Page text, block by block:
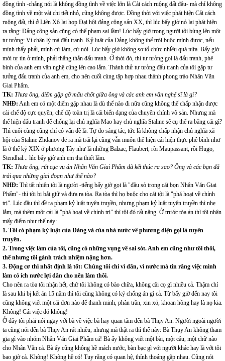
đồng tình -chẳng nói là không đồng tình về việc lớn là Cải cách ruộng đất đâu- mà chỉ không
đồng tình về một vài chi tiết nhỏ, cũng không được. Đồng thời với việc phát hiện Cải cách
ruộng đất, thì ở Liên Xô lại họp Đại hội đảng cộng sản XX, thì lúc bấy giờ nó lại phát hiện
ra rằng: Đảng cộng sản cũng có thể phạm sai lầm! Lúc bấy giờ trong người tôi bùng lên một
tư tưởng: Vì chân lý mà đấu tranh. Kỷ luật của Đảng không thể trói buộc mình được, nếu
mình thấy phải, mình cứ làm, cứ nói. Lúc bấy giờ không sợ tổ chức nhiều quá nữa. Bấy giờ
mới tự tin ở mình, phải thẳng thắn đấu tranh. Ở thời đó, thì tư tưởng gọi là đấu tranh, phê
bình của anh em văn nghệ cũng lên cao lắm. Thành thử tư tưởng đấu tranh của tôi gặp tư
tưởng đấu tranh của anh em, cho nên cuối cùng tập hợp nhau thành phong trào Nhân Văn
Giai Phẩm.
TK: Thưa ông, điểm gặp gỡ mấu chốt giữa ông và các anh em văn nghệ sĩ là gì?
NHĐ: Anh em có một điểm gặp nhau là dù thế nào đi nữa cũng không thể chấp nhận được
cái chế độ cực quyền, chế độ toàn trị là cái biến dạng của chuyên chính vô sản. Nhưng mà
thể hiện đấu tranh để chống lại chủ nghĩa Mao hay chủ nghĩa Staline sẽ cụ thể ra bằng cái gì?
Thì cuối cùng cũng chỉ có vấn đề là: Tự do sáng tác, tức là không chấp nhận chủ nghĩa xã
hội của Staline Zhdanov đẻ ra mà trái lại cũng vẫn muốn thể hiện cái hiện thực phê bình như
là ở thế kỷ XIX ở phương Tây như là những Balzac, Flaubert, rồi Maupassant, rồi Hugo,
Stendhal... lúc bấy giờ anh em tha thiết lắm.
TK: Thưa ông, rút cục vụ án Nhân Văn Giai Phẩm đã kết thúc ra sao? Ông và các bạn đã
trải qua những giai đoạn như thế nào?
NHĐ: Thì tất nhiên tôi là người -tiếng bấy giờ gọi là "đầu sỏ trong cái bọn Nhân Văn Giai
Phẩm"- thì tôi bị bắt giữ và đưa ra tòa. Ra tòa thì họ buộc cho cái tội là "phá hoại về chính
trị". Lúc đầu thì đề ra phạm kỷ luật tuyên truyền, nhưng phạm kỷ luật tuyên truyền thì nhẹ
lắm, mà thêm một cái là "phá hoại về chính trị" thì tội đó rất nặng. Ở trước tòa án thì tôi nhận
mấy điểm như thế này:
1. Tôi có phạm kỷ luật của Đảng và của nhà nước về phương diện gọi là tuyên
truyền.
2. Trong việc làm của tôi, cũng có những vụng về sai sót. Anh em cũng như tôi thôi,
thế nhưng tôi gánh trách nhiệm nặng hơn.
3. Động cơ thì nhất định là tốt: Chúng tôi chỉ vì dân, vì nước mà tin rằng việc mình
làm có ích nước lợi dân cho nên làm thôi.
Cho nên ra tòa tôi nhận hết, chứ tôi không có bào chữa, không cãi cọ gì nhiều cả. Thậm chí
là sau khi bị kết án 15 năm thì tôi cũng không có ký chống án gì cả. Từ bấy giờ đến nay tôi
cũng không viết một cái đơn nào để thanh minh, phân trần, xin xỏ, khoan hồng hay là nọ kia.
Không! Cái việc đó không!
Ở đây tôi phải nói ngay với bà về việc bà hay quan tâm đến bà Thụy An. Người ngoài người
ta cũng nói đến bà Thụy An rất nhiều, nhưng mà thật ra thì thế này: Bà Thụy An không tham
gia gì vào nhóm Nhân Văn Giai Phẩm cả! Bà ấy không viết một bài, một câu, một chữ nào
cho Nhân Văn cả. Bà ấy cũng không hề mách nước, bàn bạc gì với người khác hay là với tôi
bao giờ cả. Không! Không hề có! Tuy rằng có quan hệ, thỉnh thoảng gặp nhau. Cũng nói